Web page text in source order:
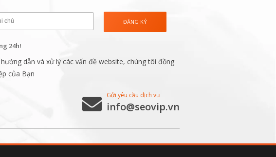
24h!
dẫn và xử lý các vấn đề website, chúng tôi đồng
của Bạn
Gửi yêu cầu dịch vụ
info@seovip.vn